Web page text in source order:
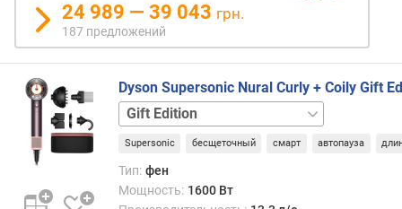
м
о
т
д
о
о
х
24 989 — 39 043 грн.
187 предложений
Dyson Supersonic Nural Curly + Coily Gift
Curly
+
CoilyStraight
+
WavyStraight
+
Supersonic бесщеточный смарт автопауза
Тип: фен
Мощность: 1600 Вт